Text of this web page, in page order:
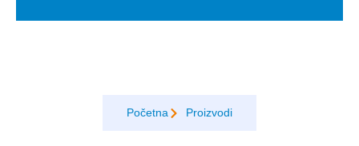
Početna Proizvodi